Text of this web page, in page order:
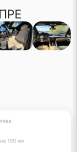
100 км